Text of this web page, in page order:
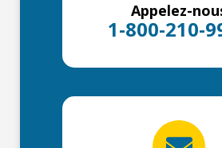
Appelez-
1-800-210-